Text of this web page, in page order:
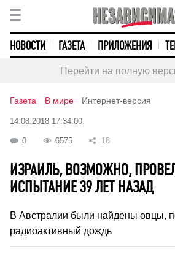
НОВОСТИ ГАЗЕТА ПРИЛОЖЕНИЯ
Перейти на полную
Газета В мире Интернет-версия
14.08.2018 17:34:00
0 6575 18
ИЗРАИЛЬ, ВОЗМОЖНО,
ИСПЫТАНИЕ 39 ЛЕТ НАЗАД
В Австралии были найдены овцы,
радиоактивный дождь